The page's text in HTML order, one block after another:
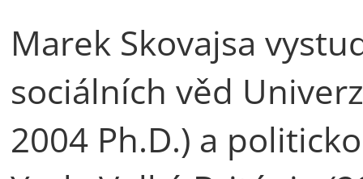
Marek Skovajsa
sociálních věd
2004 Ph.D.) a